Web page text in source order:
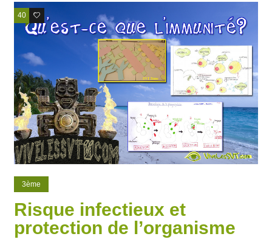
40 21
3ème
Risque infectieux et
protection de l’organisme